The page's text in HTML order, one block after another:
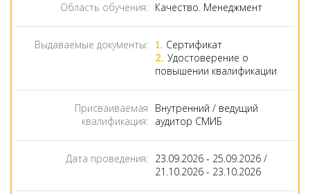
Область обучения: Качество. Менеджмент
Выдаваемые документы:
Cертификат
Удостоверение о
повышении квалификации
Присваиваемая
квалификация:
Внутренний / ведущий
аудитор СМИБ
Дата проведения:
23.09.2026 - 25.09.2026 /
21.10.2026 - 23.10.2026